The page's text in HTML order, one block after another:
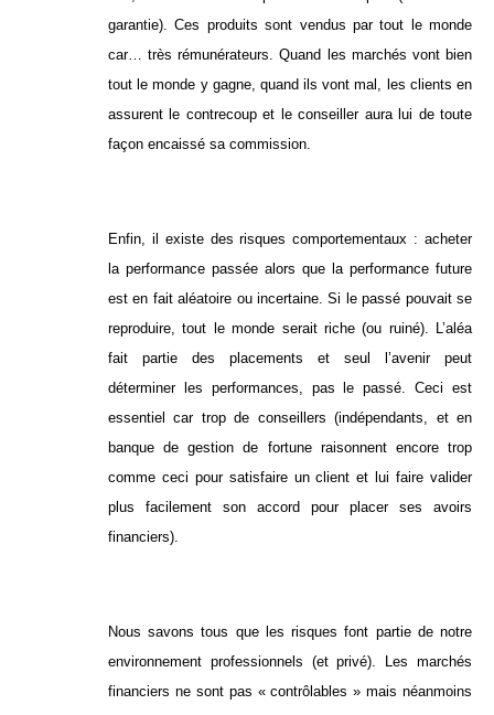
garantie). Ces produits sont vendus par tout le monde
car… très rémunérateurs. Quand les marchés vont bien
tout le monde y gagne, quand ils vont mal, les clients en
assurent le contrecoup et le conseiller aura lui de toute
façon encaissé sa commission.
Enfin, il existe des risques comportementaux : acheter
la performance passée alors que la performance future
est en fait aléatoire ou incertaine. Si le passé pouvait se
reproduire, tout le monde serait riche (ou ruiné). L’aléa
fait partie des placements et seul l’avenir peut
déterminer les performances, pas le passé. Ceci est
essentiel car trop de conseillers (indépendants, et en
banque de gestion de fortune raisonnent encore trop
comme ceci pour satisfaire un client et lui faire valider
plus facilement son accord pour placer ses avoirs
financiers).
Nous savons tous que les risques font partie de notre
environnement professionnels (et privé). Les marchés
financiers ne sont pas « contrôlables » mais néanmoins